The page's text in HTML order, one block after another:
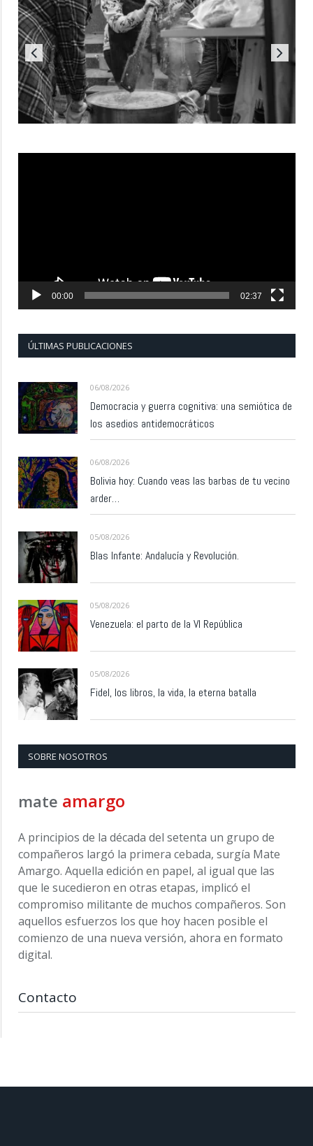
00:00 02:37
ÚLTIMAS PUBLICACIONES
06/08/2026
Democracia y guerra cognitiva: una semiótica de
los asedios antidemocráticos
06/08/2026
Bolivia hoy: Cuando veas las barbas de tu vecino
arder…
05/08/2026
Blas Infante: Andalucía y Revolución.
05/08/2026
Venezuela: el parto de la VI República
05/08/2026
Fidel, los libros, la vida, la eterna batalla
SOBRE NOSOTROS
mate amargo
A principios de la década del setenta un grupo de
compañeros largó la primera cebada, surgía Mate
Amargo. Aquella edición en papel, al igual que las
que le sucedieron en otras etapas, implicó el
compromiso militante de muchos compañeros. Son
aquellos esfuerzos los que hoy hacen posible el
comienzo de una nueva versión, ahora en formato
digital.
Contacto